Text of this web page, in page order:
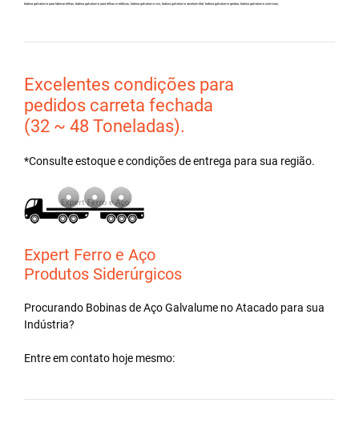
bobina galvalume para fabricar telhas, bobina galvalume para telhas metálicas, bobina galvalume csn, bobina galvalume arcelormittal, bobina galvalume gerdau, bobina galvalume usiminas,
Excelentes condições para
pedidos carreta fechada
(32 ~ 48 Toneladas).
*Consulte estoque e condições de entrega para sua região.
Expert Ferro e Aço
Produtos Siderúrgicos
Procurando Bobinas deAço Galvalume noAtacado para sua
Indústria?
Entre em contato hoje mesmo: